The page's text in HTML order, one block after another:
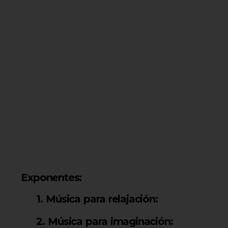
Exponentes:
1. Música para relajación:
2. Música para imaginación: